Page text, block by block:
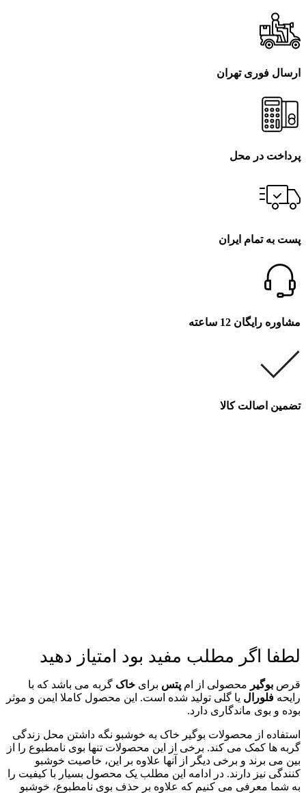
ارسال فوری تهران
پرداخت در محل
پست به تمام ایران
مشاوره رایگان 12 ساعته
تضمین اصالت کالا
لطفا اگر مطلب مفید بود امتیاز دهید
قرص بوگیر محصولی از ام پتس برای خاک گربه می باشد که با
رایحه فلورال یا گلی تولید شده است. این محصول کاملا ایمن و موثر
بوده و بوی ماندگاری دارد.
استفاده از محصولات بوگیر خاک به خوشبو نگه داشتن محل زندگی
گربه ها کمک می کند. برخی از این محصولات تنها بوی نامطبوع را از
بین می برند و برخی دیگر از آنها علاوه بر این، خاصیت خوشبو
کنندگی نیز دارند. در ادامه این مطلب یک محصول بسیار با کیفیت را
به شما معرفی می کنیم که علاوه بر حذف بوی نامطبوع، خوشبو